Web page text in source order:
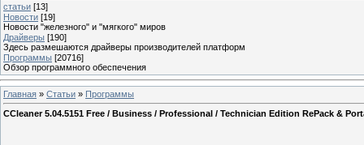
статьи [13]
Новости [19]
Новости "железного" и "мягкого" миров
Драйверы [190]
Здесь размешаются драйверы производителей платформ
Программы [20716]
Обзор программного обеспечения
Главная » Статьи » Программы
CCleaner 5.04.5151 Free / Business / Professional / Technician Edition RePack &